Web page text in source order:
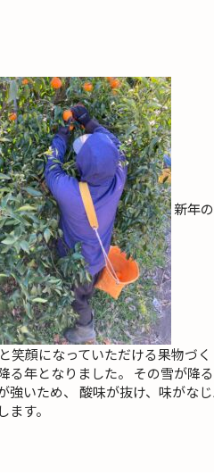
新年
笑顔になっていただける果物づ
る年となりました。 その雪が降
強いため、 酸味が抜け、味がな
す。